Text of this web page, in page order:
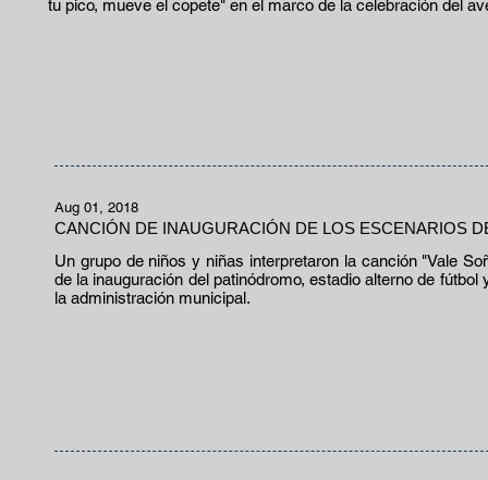
tu pico, mueve el copete" en el marco de la celebración del
Aug 01, 2018
CANCIÓN DE INAUGURACIÓN DE LOS ESCENARIOS
Un grupo de niños y niñas interpretaron la canción "Vale
de la inauguración del patinódromo, estadio alterno de
la administración municipal.